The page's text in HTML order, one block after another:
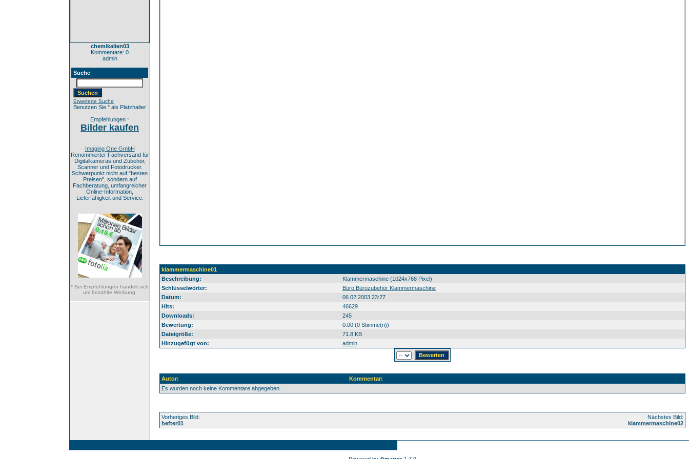
chemikalien03
Kommentare: 0
admin
Suche
Erweiterte Suche
Benutzen Sie * als Platzhalter
Empfehlungen *
Bilder kaufen
Imaging One GmbH
Renommierter Fachversand für
Digitalkameras und Zubehör,
Scanner und Fotodrucker.
Schwerpunkt nicht auf "besten
Preisen", sondern auf
Fachberatung, umfangreicher
Online-Information,
Lieferfähigkeit und Service.
* Bei Empfehlungen handelt sich
um bezahlte Werbung.
klammermaschine01
Beschreibung:
Klammermaschine (1024x768 Pixel)
Schlüsselwörter:
Büro Bürozubehör Klammermaschine
Datum:
06.02.2003 23:27
Hits:
46629
Downloads:
245
Bewertung:
0.00 (0 Stimme(n))
Dateigröße:
71.8 KB
Hinzugefügt von:
admin
Autor:
Kommentar:
Es wurden noch keine Kommentare abgegeben.
Vorheriges Bild:
hefter01
Nächstes Bild:
klammermaschine02